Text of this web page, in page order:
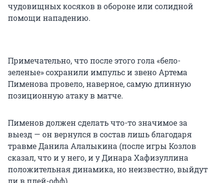
чудовищных косяков в обороне или солидной
помощи нападению.
Примечательно, что после этого гола «бело-
зеленые» сохранили импульс и звено Артема
Пименова провело, наверное, самую длинную
позиционную атаку в матче.
Пименов должен сделать что-то значимое за
выезд — он вернулся в состав лишь благодаря
травме Данила Алалыкина (после игры Козлов
сказал, что и у него, и у Динара Хафизуллина
положительная динамика, но неизвестно, выйдут
ли в плей-офф).